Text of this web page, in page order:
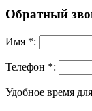
Обратный
Имя *:
Телефон *:
Удобное время